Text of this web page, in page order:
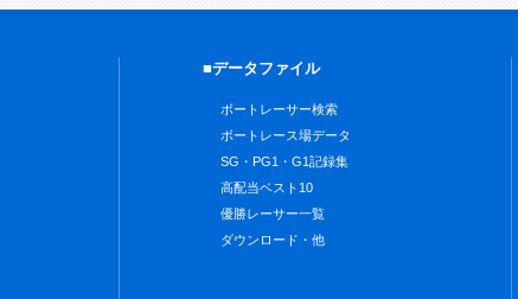
■データファイル
ボートレーサー検索
ボートレース場データ
SG・PG1・G1記録集
高配当ベスト10
優勝レーサー一覧
ダウンロード・他